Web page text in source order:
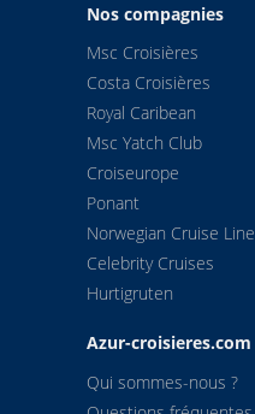
Nos compagnies
Msc Croisières
Costa Croisières
Royal Caribean
Msc Yatch Club
Croiseurope
Ponant
Norwegian Cruise Line
Celebrity Cruises
Hurtigruten
Azur-croisieres.com
Qui sommes-nous ?